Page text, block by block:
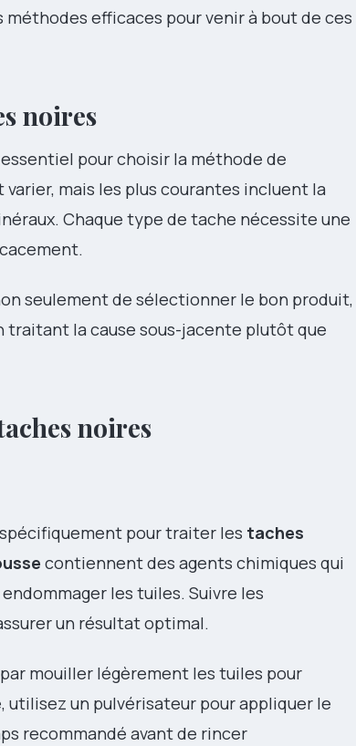
efficaces pour venir à bout de ces
noires
pour choisir la méthode de
mais les plus courantes incluent la
Chaque type de tache nécessite une
seulement de sélectionner le bon produit,
traitant la cause sous-jacente plutôt que
noires
pour traiter les taches
contiennent des agents chimiques qui
les tuiles. Suivre les
un résultat optimal.
mouiller légèrement les tuiles pour
un pulvérisateur pour appliquer le
recommandé avant de rincer